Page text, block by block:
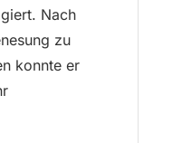
Nach
zu
konnte er